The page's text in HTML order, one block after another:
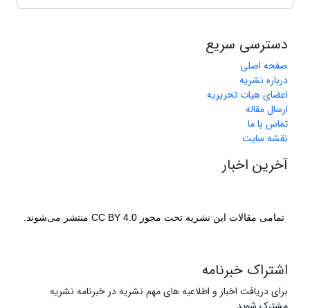
دسترسی سریع
صفحه اصلی
درباره نشریه
اعضای هیات تحریریه
ارسال مقاله
تماس با ما
نقشه سایت
آخرین اخبار
تمامی مقالات این نشریه تحت مجوز CC BY 4.0 منتشر می‌شوند.
اشتراک خبرنامه
برای دریافت اخبار و اطلاعیه های مهم نشریه در خبرنامه نشریه